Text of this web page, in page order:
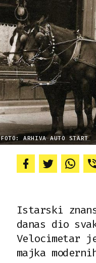
FOTO: ARHIVA AUTO START
Istarski
danas dio
Velocimetar
majka